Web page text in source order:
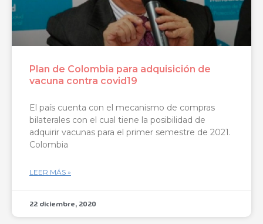
Plan de Colombia para adquisición de
vacuna contra covid19
El país cuenta con el mecanismo de compras
bilaterales con el cual tiene la posibilidad de
adquirir vacunas para el primer semestre de 2021.
Colombia
LEER MÁS »
22 diciembre, 2020